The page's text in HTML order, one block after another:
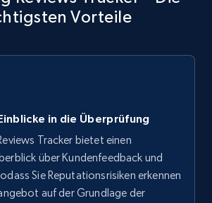
Brand, Description, Initial
- find products by using
Brand, Description, Initial
Vorteile
in die Überprüfung
Tracker bietet einen
über Kundenfeedback und
Sie Reputationsrisiken erkennen
auf der Grundlage der